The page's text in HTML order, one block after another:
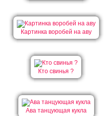
Картинка воробей на аву
Кто свинья ?
Ава танцующая кукла